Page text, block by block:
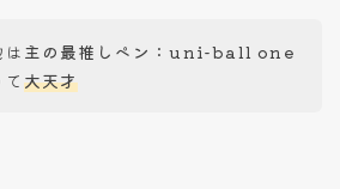
主の最推しペン：uni-ball one
大天才